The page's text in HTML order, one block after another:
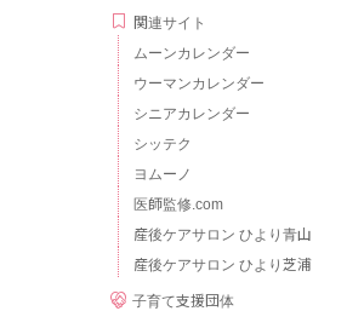
関連サイト
ムーンカレンダー
ウーマンカレンダー
シニアカレンダー
シッテク
ヨムーノ
医師監修.com
産後ケアサロン ひより青山
産後ケアサロン ひより芝浦
子育て支援団体